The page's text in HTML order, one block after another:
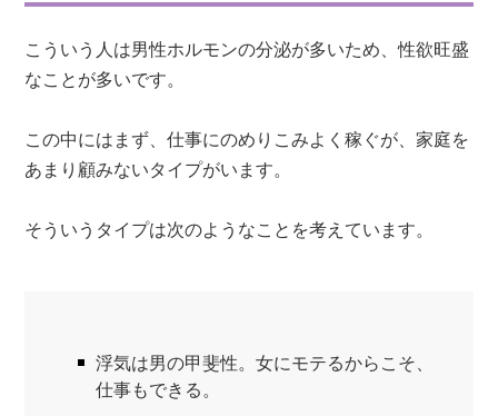
こういう人は男性ホルモンの分泌が多いため、性欲旺盛
なことが多いです。
この中にはまず、仕事にのめりこみよく稼ぐが、家庭を
あまり顧みないタイプがいます。
そういうタイプは次のようなことを考えています。
浮気は男の甲斐性。女にモテるからこそ、
仕事もできる。